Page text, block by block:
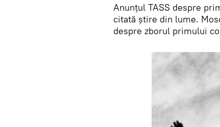
Anunțul TASS despre
citată știre din lume.
despre zborul primului